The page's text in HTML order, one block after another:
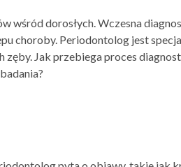
wśród dorosłych. Wczesna
choroby. Periodontolog jest
zęby. Jak przebiega proces